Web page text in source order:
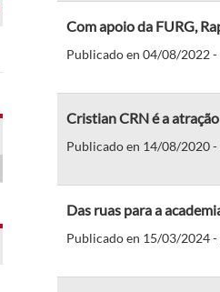
Com apoio da FURG,
Publicado en 04/08/2022
Cristian CRN é a
Publicado en 14/08/2020
Das ruas para a
Publicado en 15/03/2024